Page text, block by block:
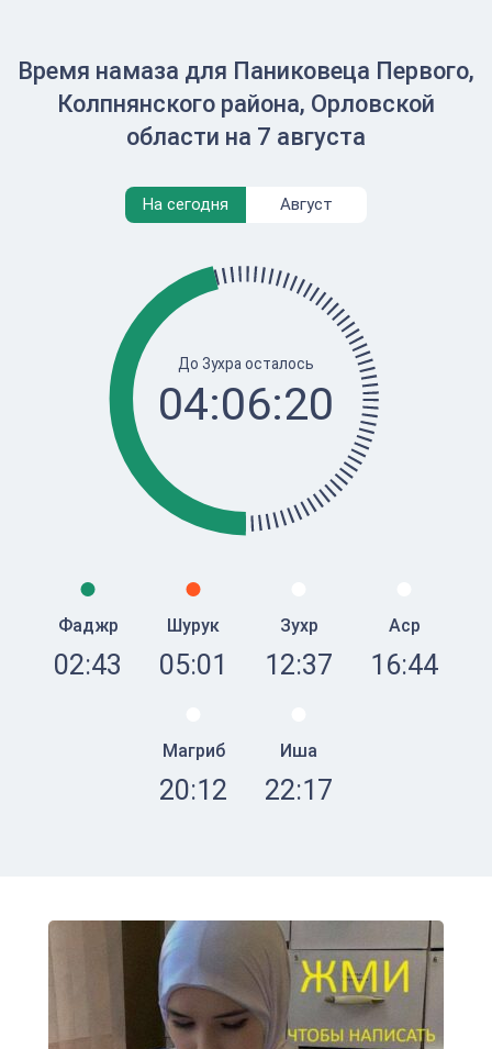
Время намаза для Паниковеца Первого,
Колпнянского района, Орловской
области на 7 августа
На сегодня Август
До Зухра осталось
04:06:20
Фаджр
02:43
Шурук
05:01
Зухр
12:37
Аср
16:44
Магриб
20:12
Иша
22:17